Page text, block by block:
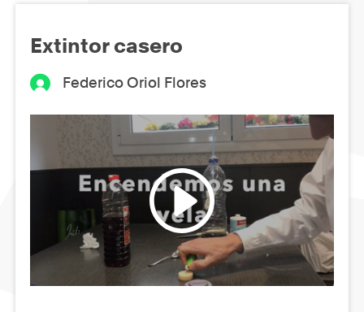
Extintor casero
Federico Oriol Flores